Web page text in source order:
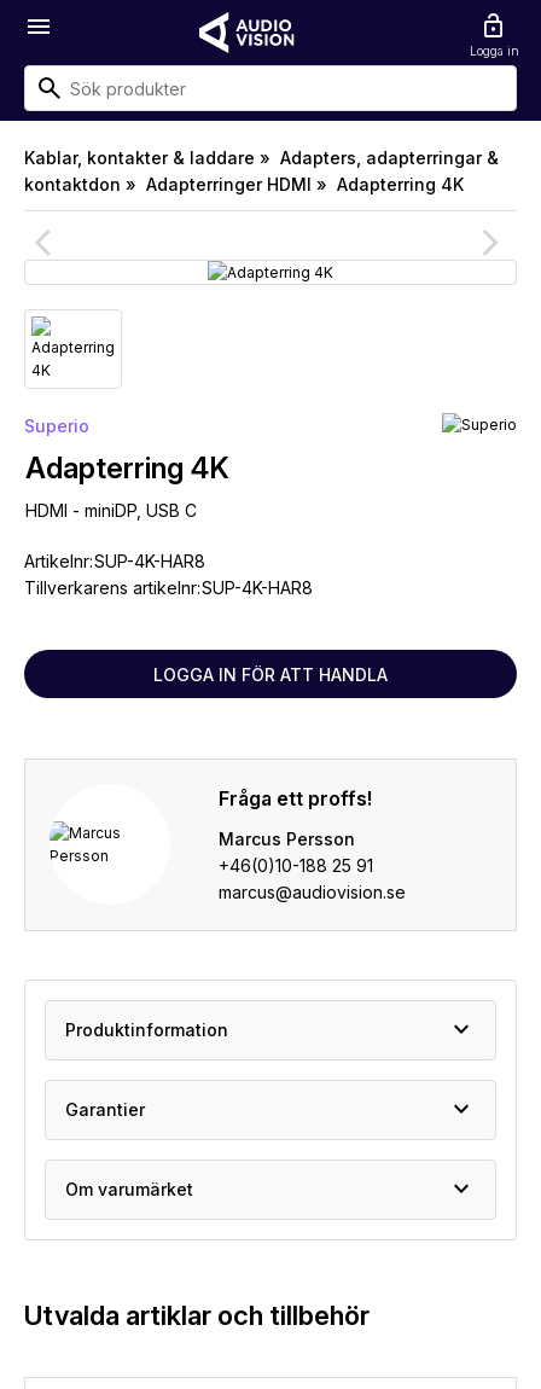
menu lock_open
Logga in
Kablar, kontakter & laddare » Adapters, adapterringar &
kontaktdon » Adapterringer HDMI » Adapterring 4K
arrow_back_ios arrow_forward_ios
Superio
Adapterring 4K
HDMI - miniDP, USB C
Artikelnr:SUP-4K-HAR8
Tillverkarens artikelnr:SUP-4K-HAR8
LOGGA IN FÖR ATT HANDLA
Fråga ett proffs!
Marcus Persson
+46(0)10-188 25 91
marcus@audiovision.se
Produktinformation expand_more
Garantier expand_more
Om varumärket expand_more
Utvalda artiklar och tillbehör